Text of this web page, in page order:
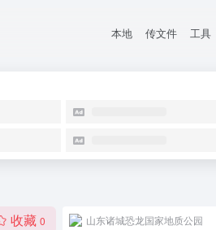
本地 传文件 工具
收藏 0 山东诸城恐龙国家地质公园